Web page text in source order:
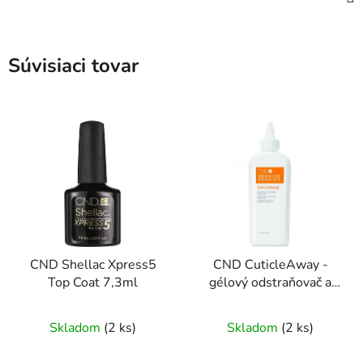
Súvisiaci tovar
CND Shellac Xpress5
Top Coat 7,3ml
Skladom (2 ks)
CND CuticleAway -
gélový odstraňovač a
Skladom (2 ks)